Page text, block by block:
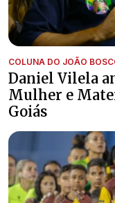
COLUNA DO JOÃO
Daniel Vilela
Mulher e
Goiás